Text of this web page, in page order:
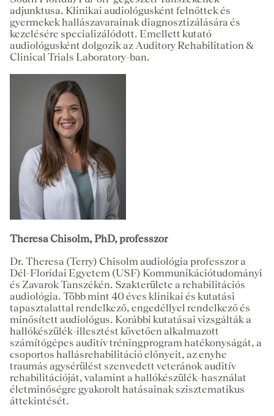
adjunktusa. Klinikai audiológusként felnőttek és
gyermekek hallászavarainak diagnosztizálására és
kezelésére specializálódott. Emellett kutató
audiológusként dolgozik az Auditory Rehabilitation &
Clinical Trials Laboratory-ban.
Theresa Chisolm, PhD, professzor
Dr. Theresa (Terry) Chisolm audiológia professzor a
Dél-Floridai Egyetem (USF) Kommunikációtudományi
és Zavarok Tanszékén. Szakterülete a rehabilitációs
audiológia. Több mint 40 éves klinikai és kutatási
tapasztalattal rendelkező, engedéllyel rendelkező és
minősített audiológus. Korábbi kutatásai vizsgálták a
hallókészülék-illesztést követően alkalmazott
számítógépes auditív tréningprogram hatékonyságát, a
csoportos hallásrehabilitáció előnyeit, az enyhe
traumás agysérülést szenvedett veteránok auditív
rehabilitációját, valamint a hallókészülék-használat
életminőségre gyakorolt hatásainak szisztematikus
áttekintését.